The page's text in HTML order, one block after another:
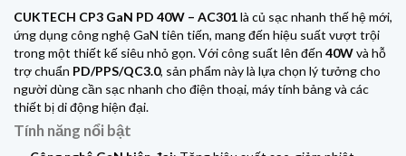
CUKTECH CP3 GaN PD 40W – AC301là củ sạc nhanh thế hệ mới,
ứng dụng công nghệ GaN tiên tiến, mang đến hiệu suất vượt trội
trong một thiết kế siêu nhỏ gọn. Với công suất lên đến 40Wvà hỗ
trợ chuẩn PD/PPS/QC3.0, sản phẩm này là lựa chọn lý tưởng cho
người dùng cần sạc nhanh cho điện thoại, máy tính bảng và các
thiết bị di động hiện đại.
Tính năng nổi bật